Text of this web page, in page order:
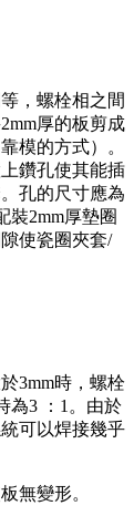
，螺栓相之間
厚的板剪成
模的方式）。
鑽孔使其能插
孔的尺寸應為
裝2mm厚墊圈
使瓷圈夾套/
3mm時，螺栓
為3 ：1。由於
可以焊接幾乎
無變形。